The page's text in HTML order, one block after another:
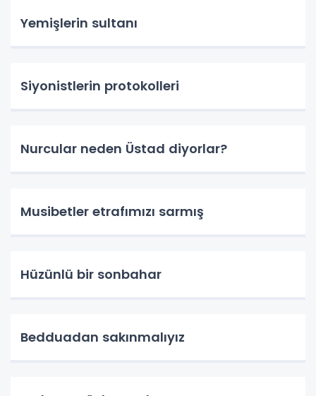
Yemişlerin sultanı
Siyonistlerin protokolleri
Nurcular neden Üstad diyorlar?
Musibetler etrafımızı sarmış
Hüzünlü bir sonbahar
Bedduadan sakınmalıyız